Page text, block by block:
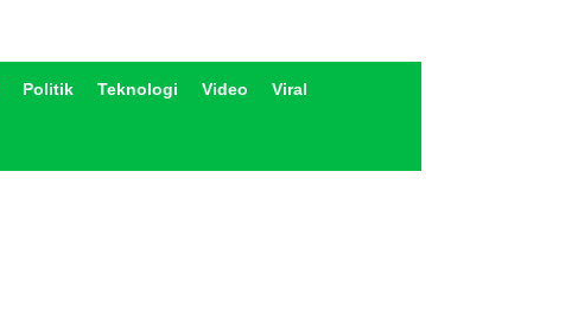
Politik Teknologi Video Viral